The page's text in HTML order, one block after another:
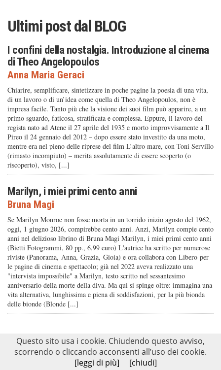
Ultimi post dal BLOG
I confini della nostalgia. Introduzione al cinema
di Theo Angelopoulos
Anna Maria Geraci
Chiarire, semplificare, sintetizzare in poche pagine la poesia di una vita,
di un lavoro o di un’idea come quella di Theo Angelopoulos, non è
impresa facile. Tanto più che la visione dei suoi film può apparire, a un
primo sguardo, faticosa, stratificata e complessa. Eppure, il lavoro del
regista nato ad Atene il 27 aprile del 1935 e morto improvvisamente a Il
Pireo il 24 gennaio del 2012 – dopo essere stato investito da una moto,
mentre era nel pieno delle riprese del film L’altro mare, con Toni Servillo
(rimasto incompiuto) – merita assolutamente di essere scoperto (o
riscoperto), visto, [...]
Marilyn, i miei primi cento anni
Bruna Magi
Se Marilyn Monroe non fosse morta in un torrido inizio agosto del 1962,
oggi, 1 giugno 2026, compirebbe cento anni. Anzi, Marilyn compie cento
anni nel delizioso librino di Bruna Magi Marilyn, i miei primi cento anni
(Bietti Fotogrammi, 80 pp., 6,99 euro) L'autrice ha scritto per numerose
riviste (Panorama, Anna, Grazia, Gioia) e ora collabora con Libero per
le pagine di cinema e spettacolo; già nel 2022 aveva realizzato una
"intervista impossibile" a Marilyn, testo scritto nel sessantesimo
anniversario della morte della diva. Ma qui si spinge oltre: immagina una
vita alternativa, lunghissima e piena di soddisfazioni, per la più bionda
delle bionde (Blonde [...]
Questo sito usa i cookie. Chiudendo questo avviso,
scorrendo o cliccando acconsenti all’uso dei cookie.
[leggi di più]
[chiudi]